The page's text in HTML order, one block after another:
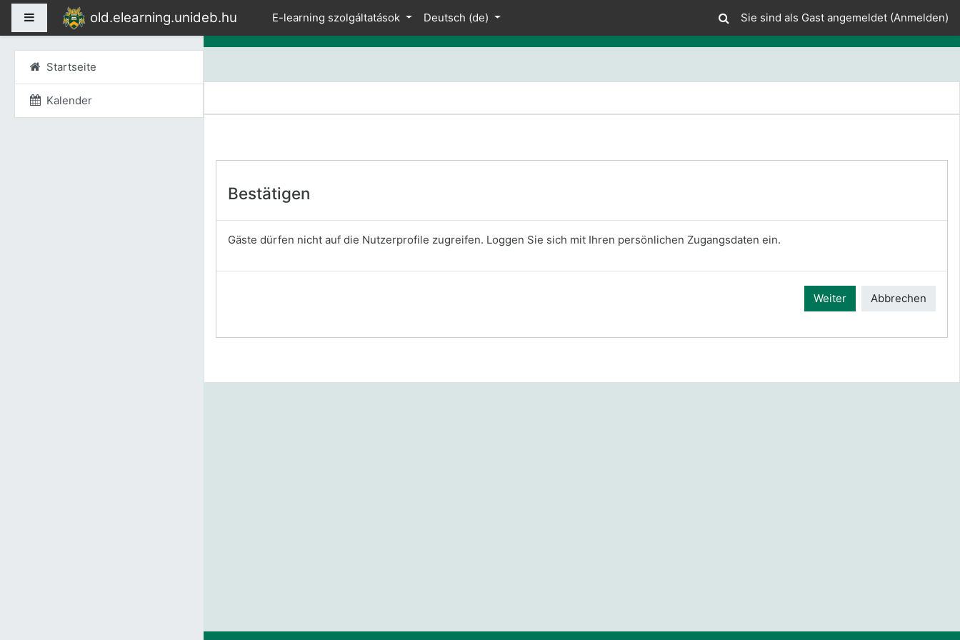
Website-Übersichtold.elearning.unideb.hu E-learning szolgáltatások Deutsch ‎(de)‎ Sie sind als Gast angemeldet (Anmelden)
Bestätigen
Gäste dürfen nicht auf die Nutzerprofile zugreifen. Loggen Sie sich mit Ihren persönlichen Zugangsdaten ein.
Weiter Abbrechen
Startseite
Kalender